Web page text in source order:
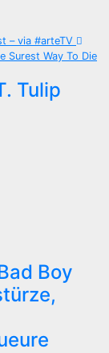
– via #arteTV
Surest Way To Die
Tulip
Boy